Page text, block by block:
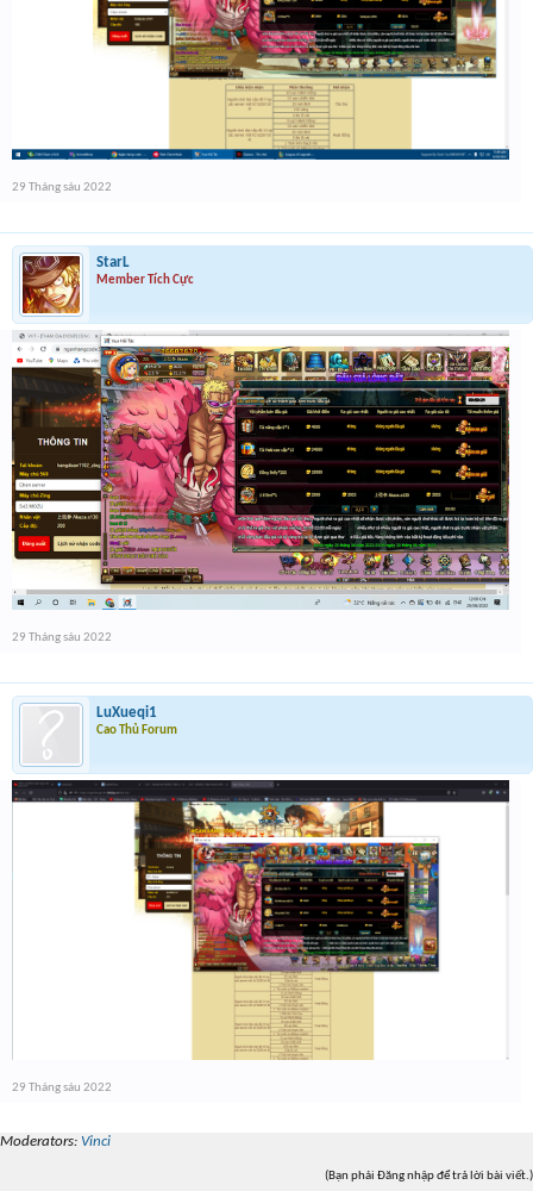
29 Tháng sáu 2022
StarL
Member Tích Cực
29 Tháng sáu 2022
LuXueqi1
Cao Thủ Forum
29 Tháng sáu 2022
Moderators: Vinci
(Bạn phải Đăng nhập để trả lời bài viết.)